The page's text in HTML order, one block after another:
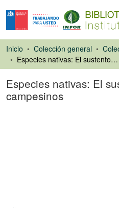
Inicio Colección general
Especies nativas: El sustento de los campesinos
Especies nativas: El
campesinos